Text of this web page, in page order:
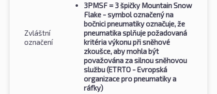
Zvláštní
označení
3PMSF = 3 špičky Mountain Snow
Flake - symbol označený na
bočnici pneumatiky označuje, že
pneumatika splňuje požadovaná
kritéria výkonu při sněhové
zkoušce, aby mohla být
považována za silnou sněhovou
službu (ETRTO - Evropská
organizace pro pneumatiky a
ráfky)